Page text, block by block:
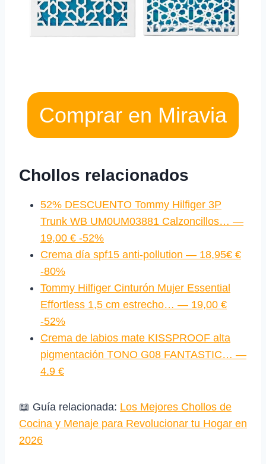
Comprar en Miravia
Chollos relacionados
52% DESCUENTO Tommy Hilfiger 3P
Trunk WB UM0UM03881 Calzoncillos… —
19,00 € -52%
Crema día spf15 anti-pollution — 18,95€ €
-80%
Tommy Hilfiger Cinturón Mujer Essential
Effortless 1,5 cm estrecho… — 19,00 €
-52%
Crema de labios mate KISSPROOF alta
pigmentación TONO G08 FANTASTIC… —
4.9 €
📖 Guía relacionada: Los Mejores Chollos de
Cocina y Menaje para Revolucionar tu Hogar en
2026